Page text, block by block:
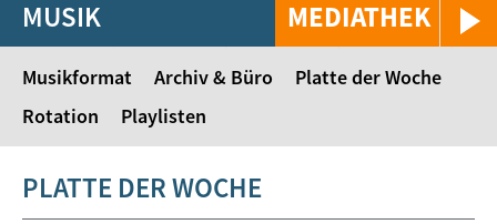
MEDIATHEK
MUSIK
Musikformat Archiv & Büro
Platte der Woche
Rotation
Playlisten
PLATTE DER WOCHE